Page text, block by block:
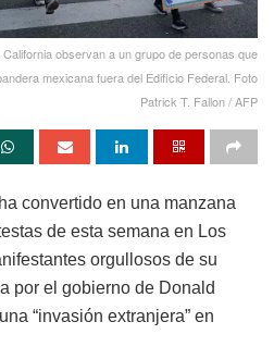
observan a un grupo de personas que
mexicana fuera del Edificio Federal. Foto
Patrick T. Fallon / AFP
convertido en una manzana
de esta semana en Los
orgullosos de su
por el gobierno de Donald
“invasión extranjera” en